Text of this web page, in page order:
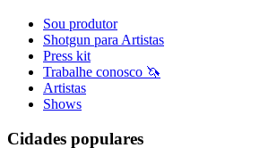
Sou produtor
Shotgun para Artistas
Press kit
Trabalhe conosco 🦄
Artistas
Shows
Cidades populares